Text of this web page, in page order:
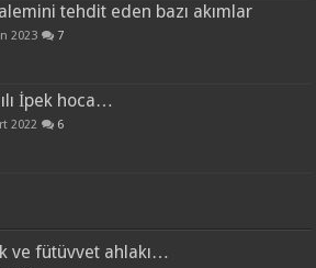
tehdit eden bazı akımlar
2023 7
İpek hoca…
2022 6
ve fütüvvet ahlakı…